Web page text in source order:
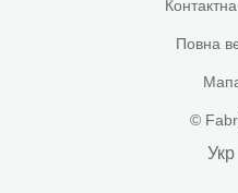
Повна
©
Укр